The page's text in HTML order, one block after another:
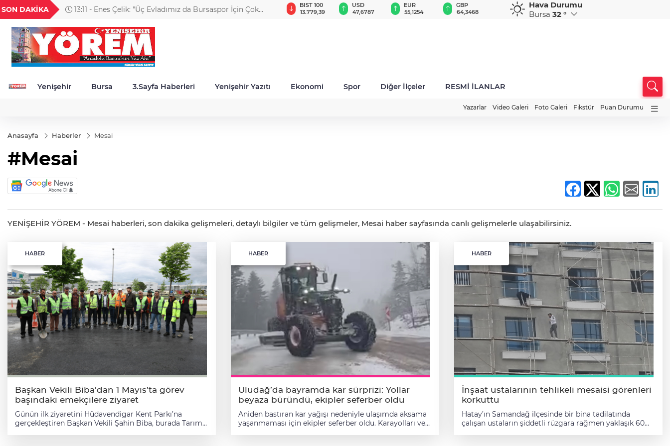
SON DAKİKA
13:11 - Enes Çelik: "Üç Evladımız da Bursaspor İçin Çok
18,2677
TND
16,3788
BGN
27,9743
VND
0,0018
GAU/TRY
6.660,55
BIST 100
13.779,39
USD
47,6787
EUR
55,1254
GBP
64,3468
CHF
59,0083
CAD
34,1883
Hava Durumu
Bursa 32 °
Yenişehir Bursa 3.Sayfa Haberleri Yenişehir Yazıtı Ekonomi Spor Diğer İlçeler RESMİ İLANLAR
Yazarlar Video Galeri Foto Galeri Fikstür Puan Durumu
Anasayfa Haberler Mesai
#Mesai
YENİŞEHİR YÖREM - Mesai haberleri, son dakika gelişmeleri, detaylı bilgiler ve tüm gelişmeler, Mesai haber sayfasında canlı gelişmelerle ulaşabilirsiniz.
HABER
Başkan Vekili Biba’dan 1 Mayıs’ta görev
başındaki emekçilere ziyaret
Günün ilk ziyaretini Hüdavendigar Kent Parkı’na
gerçekleştiren Başkan Vekili Şahin Biba, burada Tarım
HABER
Uludağ’da bayramda kar sürprizi: Yollar
beyaza büründü, ekipler seferber oldu
Aniden bastıran kar yağışı nedeniyle ulaşımda aksama
yaşanmaması için ekipler seferber oldu. Karayolları ve
HABER
İnşaat ustalarının tehlikeli mesaisi görenleri
korkuttu
Hatay’ın Samandağ ilçesinde bir bina tadilatında
çalışan ustaların şiddetli rüzgara rağmen yaklaşık 60